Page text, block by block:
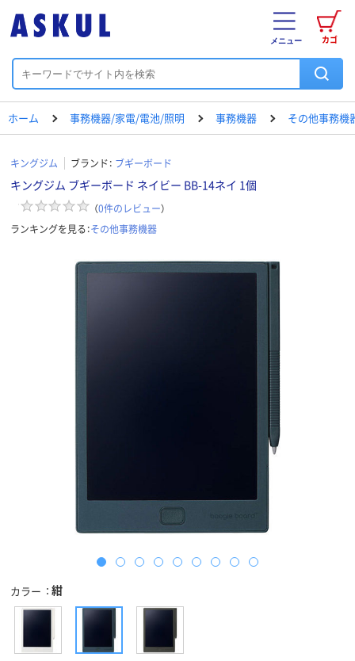
カゴ
メニュー
ホーム 事務機器/家電/電池/照明 事務機器 その他事務機
キングジム ブランド： ブギーボード
キングジム ブギーボード ネイビー BB-14ネイ 1個
（0件のレビュー）
ランキングを見る：その他事務機器
カラー 紺